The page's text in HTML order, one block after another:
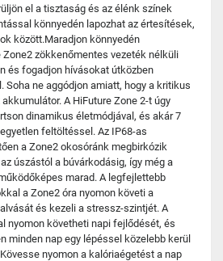
el a tisztaság és az élénk színek
könnyedén lapozhat az értesítések,
között.Maradjon könnyedén
Zone2 zökkenőmentes vezeték nélküli
és fogadjon hívásokat útközben
Soha ne aggódjon amiatt, hogy a kritikus
A HiFuture Zone 2-t úgy
dinamikus életmódjával, és akár 7
feltöltéssel. Az IP68-as
a Zone2 okosóránk megbirkózik
úszástól a búvárkodásig, így még a
marad. A legfejlettebb
a Zone2 óra nyomon követi a
és kezeli a stressz-szintjét. A
nyomon követheti napi fejlődését, és
minden nap egy lépéssel közelebb kerül
nyomon a kalóriaégetést a nap